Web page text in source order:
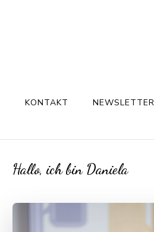
KONTAKT
Hallo, ich bin Daniela